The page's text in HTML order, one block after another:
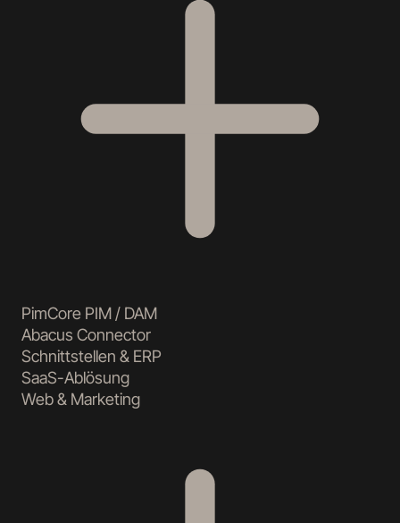
PimCore PIM / DAM
Abacus Connector
Schnittstellen & ERP
SaaS-Ablösung
Web & Marketing